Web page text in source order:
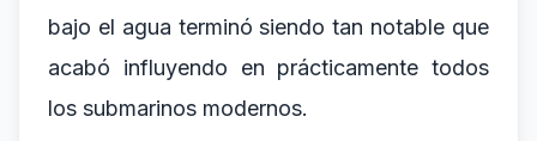
bajo el agua terminó siendo tan notable que
acabó influyendo en prácticamente todos
los submarinos modernos.